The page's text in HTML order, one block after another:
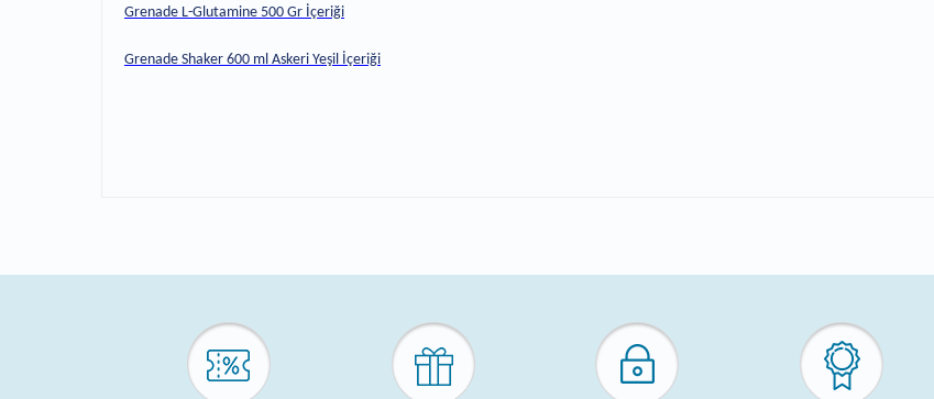
Grenade L-Glutamine 500 Gr İçeriği
Grenade Shaker 600 ml Askeri Yeşil İçeriği